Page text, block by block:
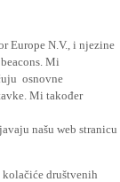
Europe N.V., i njezine
Mi
osnovne
Mi također
našu web stranicu
društvenih